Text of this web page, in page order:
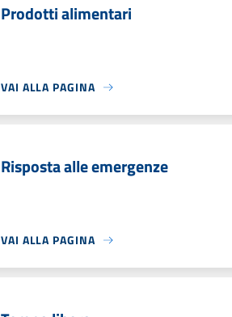
Prodotti alimentari
VAI ALLA PAGINA
Risposta alle emergenze
VAI ALLA PAGINA